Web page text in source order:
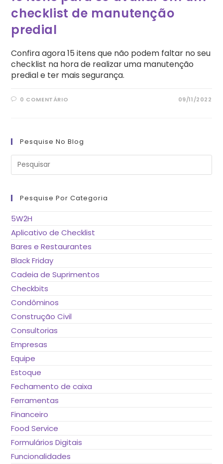
checklist de manutenção
predial
Confira agora 15 itens que não podem faltar no seu
checklist na hora de realizar uma manutenção
predial e ter mais segurança.
0 COMENTÁRIO 09/11/2022
Pesquise No Blog
Pesquise Por Categoria
5W2H
Aplicativo de Checklist
Bares e Restaurantes
Black Friday
Cadeia de Suprimentos
Checkbits
Condôminos
Construção Civil
Consultorias
Empresas
Equipe
Estoque
Fechamento de caixa
Ferramentas
Financeiro
Food Service
Formulários Digitais
Funcionalidades